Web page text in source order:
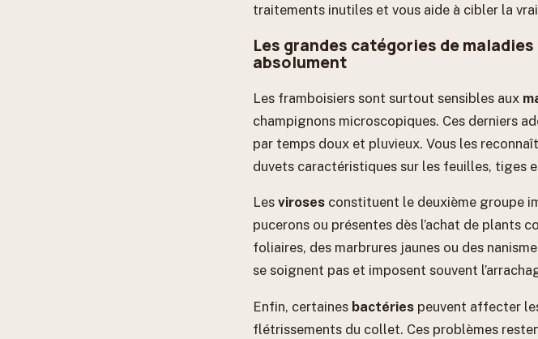
traitements inutiles et vous aide à cibler la
Les grandes catégories de
absolument
Les framboisiers sont surtout sensibles aux
champignons microscopiques. Ces derniers
par temps doux et pluvieux. Vous les
duvets caractéristiques sur les feuilles, tiges
Les viroses constituent le deuxième groupe
pucerons ou présentes dès l’achat de plants
foliaires, des marbrures jaunes ou des
se soignent pas et imposent souvent
Enfin, certaines bactéries peuvent affecter
flétrissements du collet. Ces problèmes